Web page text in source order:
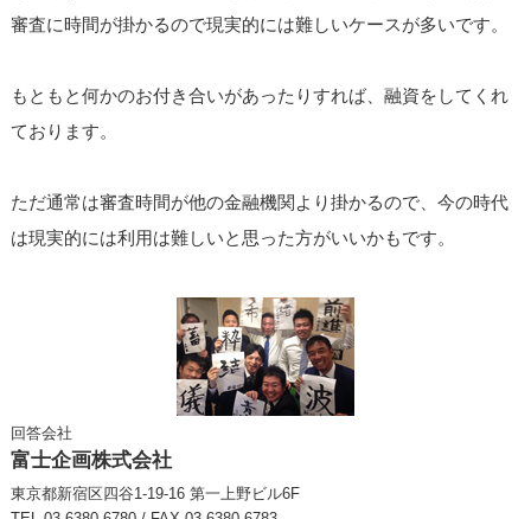
審査に時間が掛かるので現実的には難しいケースが多いです。
もともと何かのお付き合いがあったりすれば、融資をしてくれ
ております。
ただ通常は審査時間が他の金融機関より掛かるので、今の時代
は現実的には利用は難しいと思った方がいいかもです。
回答会社
富士企画株式会社
東京都新宿区四谷1-19-16 第一上野ビル6F